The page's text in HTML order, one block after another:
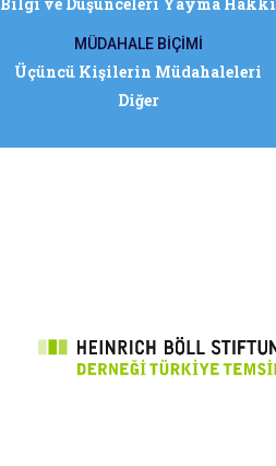
MÜDAHALE BİÇİMİ
Üçüncü Kişilerin Müdahaleleri
Diğer